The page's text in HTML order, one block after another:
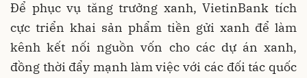
Để phục vụ tăng trưởng xanh, VietinBank tích
cực triển khai sản phẩm tiền gửi xanh để làm
kênh kết nối nguồn vốn cho các dự án xanh,
đồng thời đẩy mạnh làm việc với các đối tác quốc